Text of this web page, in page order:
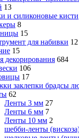
13
и силиконовые кисти
8
15
для набивки 12
15
декорирования 684
106
17
заклепки брадсы
62
Ленты 3 мм 27
Ленты 6 мм 7
Ленты 10 мм 2
шебби-ленты